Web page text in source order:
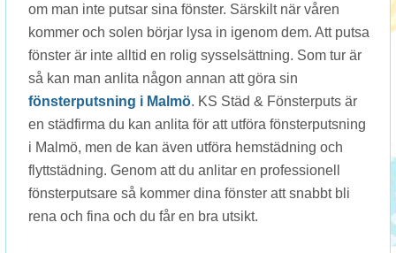
om man inte putsar sina fönster. Särskilt när våren
kommer och solen börjar lysa in igenom dem. Att putsa
fönster är inte alltid en rolig sysselsättning. Som tur är
så kan man anlita någon annan att göra sin
fönsterputsning i Malmö. KS Städ & Fönsterputs är
en städfirma du kan anlita för att utföra fönsterputsning
i Malmö, men de kan även utföra hemstädning och
flyttstädning. Genom att du anlitar en professionell
fönsterputsare så kommer dina fönster att snabbt bli
rena och fina och du får en bra utsikt.